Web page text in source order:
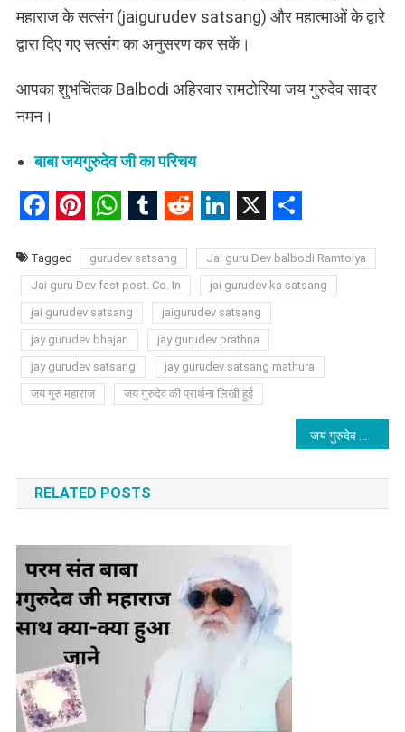
महाराज के सत्संग (jaigurudev satsang) और महात्माओं के द्वारे
द्वारा दिए गए सत्संग का अनुसरण कर सकें।
आपका शुभचिंतक Balbodi अहिरवार रामटोरिया जय गुरुदेव सादर
नमन।
बाबा जयगुरुदेव जी का परिचय
Tagged gurudev satsang
Jai guru Dev balbodi Ramtoiya
Jai guru Dev fast post. Co. In
jai gurudev ka satsang
jai gurudev satsang
jaigurudev satsang
jay gurudev bhajan
jay gurudev prathna
jay gurudev satsang
jay gurudev satsang mathura
जय गुरु महाराज
जय गुरुदेव की प्रार्थना लिखी हुई
navigation
RELATED POSTS